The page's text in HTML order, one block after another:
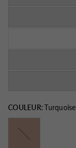
COULEUR:Turquoise